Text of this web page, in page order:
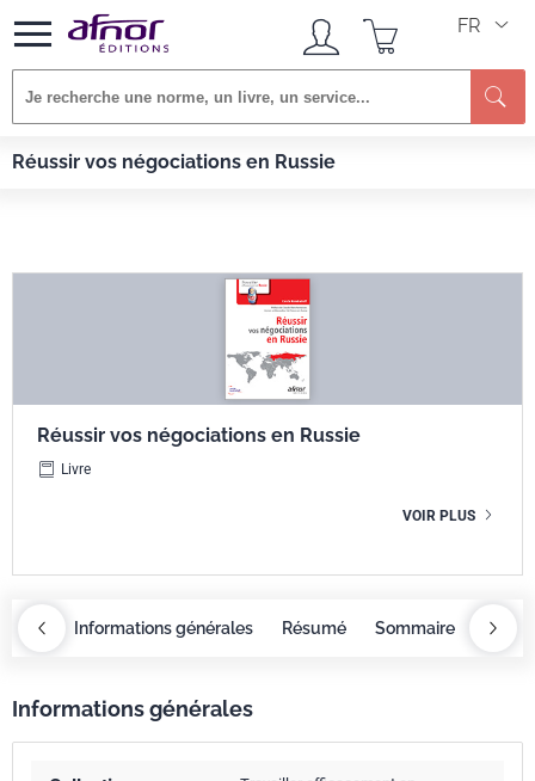
FR
Réussir vos négociations en Russie
Afnor EDITIONS Livres Réussir vos négociations en Russie
Réussir vos négociations en Russie
Livre
VOIR PLUS
Informations générales Résumé Sommaire
Informations générales